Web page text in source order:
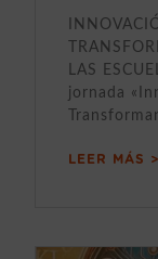
LAS
jornada
LEER MÁS